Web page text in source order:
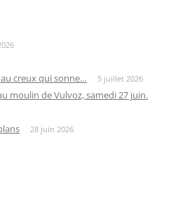
creux qui sonne… 5 juillet 2026
moulin de Vulvoz, samedi 27 juin.
28 juin 2026